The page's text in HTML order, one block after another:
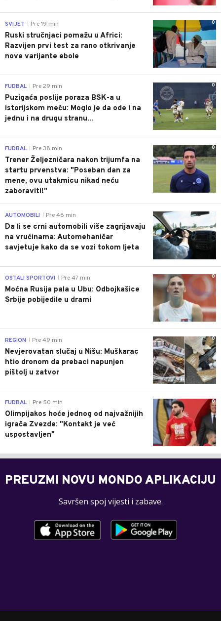
0
SVIJET Pre 19 min
Ruski stručnjaci pomažu u Africi:
Razvijen prvi test za rano otkrivanje
nove varijante ebole
0
FUDBAL Pre 29 min
Puzigaća poslije poraza BSK-a u
istorijskom meču: Moglo je da ode i na
jednu i na drugu stranu...
0
FUDBAL Pre 38 min
Trener Željezničara nakon trijumfa na
startu prvenstva: "Poseban dan za
mene, ovu utakmicu nikad neću
zaboraviti!"
0
AUTOMOBILI Pre 46 min
Da li se crni automobili više zagrijavaju
na vrućinama: Automehaničar
savjetuje kako da se vozi tokom ljeta
0
OSTALI SPORTOVI Pre 47 min
Moćna Rusija pala u Ubu: Odbojkašice
Srbije pobijedile u drami
0
REGION Pre 49 min
Nevjerovatan slučaj u Nišu: Muškarac
htio dronom da prebaci napunjen
pištolj u zatvor
0
FUDBAL Pre 50 min
Olimpijakos hoće jednog od najvažnijih
igrača Zvezde: "Kontakt je već
uspostavljen"
PREUZMI NOVU MONDO APLIKACIJU
Savršen spoj vijesti i zabave.